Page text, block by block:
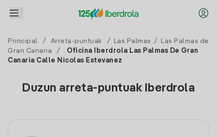
Principal / Arreta-puntuak / Las Palmas /
Las Palmas de
Gran Canaria
/
Oficina Iberdrola Las Palmas De Gran
Canaria Calle Nicolas Estevanez
Duzun arreta-puntuak Iberdrola